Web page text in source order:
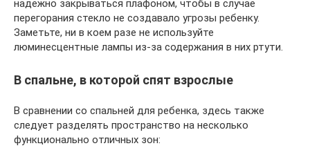
надежно закрываться плафоном, чтобы в случае
перегорания стекло не создавало угрозы ребенку.
Заметьте, ни в коем разе не используйте
люминесцентные лампы из-за содержания в них ртути.
В спальне, в которой спят взрослые
В сравнении со спальней для ребенка, здесь также
следует разделять пространство на несколько
функционально отличных зон: